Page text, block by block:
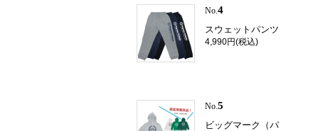
No. 4
スウェットパンツ
4,990円(税込)
No. 5
ビッグマーク（パ